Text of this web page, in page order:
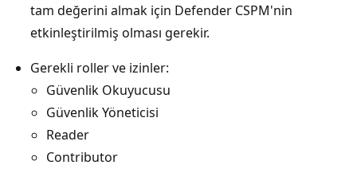
tam değerini almak için Defender CSPM'nin
etkinleştirilmiş olması gerekir.
Gerekli roller ve izinler:
Güvenlik Okuyucusu
Güvenlik Yöneticisi
Reader
Contributor